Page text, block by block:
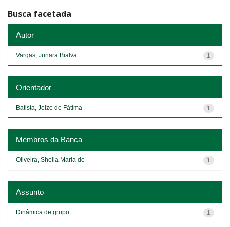
Busca facetada
Autor
1
Vargas, Junara Bialva
Orientador
1
Batista, Jeize de Fátima
Membros da Banca
1
Oliveira, Sheila Maria de
Assunto
1
Dinâmica de grupo